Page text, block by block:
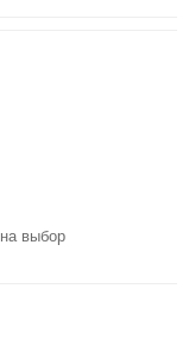
на выбор